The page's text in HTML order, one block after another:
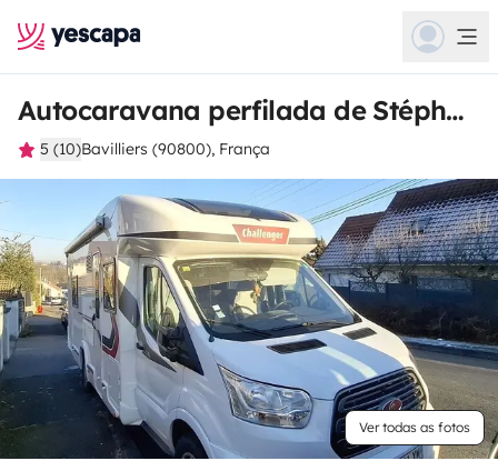
Autocaravana perfilada de Stéphane
5 (10)Bavilliers (90800), França
Ver todas as fotos